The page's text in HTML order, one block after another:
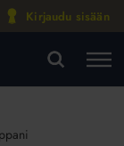
Kirjaudu sisään